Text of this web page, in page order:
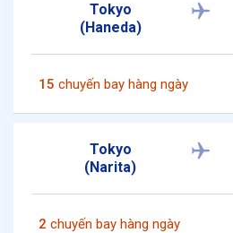
Tokyo
(Haneda)
15 chuyến bay hàng ngày
Tokyo
(Narita)
2 chuyến bay hàng ngày